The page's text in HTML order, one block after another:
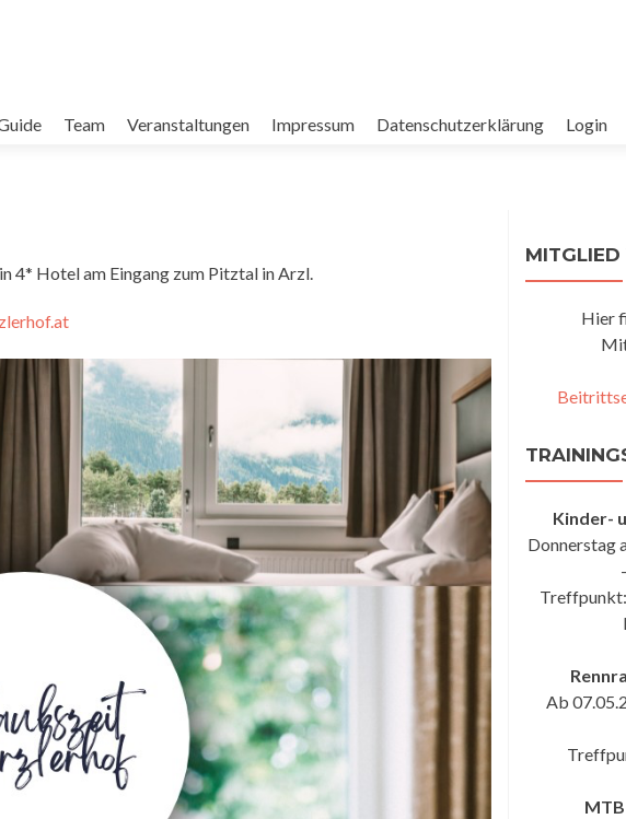
Team Veranstaltungen Impressum Datenschutzerklärung Login
4* Hotel am Eingang zum Pitztal in Arzl.
MITGLIED
Hier
Kinder-
Donnerstag
Ab